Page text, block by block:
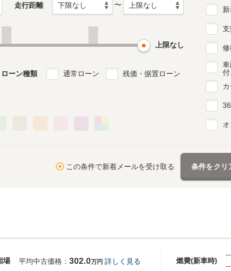
走行距離 〜
上限なし
ローン種類 通常ローン 残価・据置ローン
支
修
付
この条件で新着メールを受け取る 条件をクリ
場 燃費(新車時)
平均中古価格： 302.0万円 詳しく見る